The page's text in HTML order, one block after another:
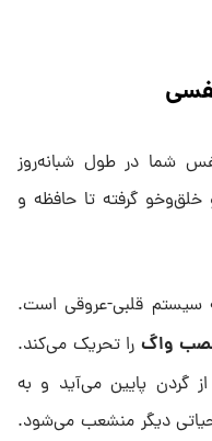
شما در طول شبانه‌روز
گرفته تا حافظه و
سیستم قلبی-عروقی است.
واگ را تحریک می‌کند.
گردن پایین می‌آید و به
دیگر منشعب می‌شود.